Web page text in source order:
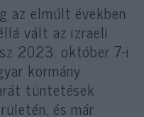
az elmúlt években
vált az izraeli
2023. október 7-i
kormány
tüntetések
és már